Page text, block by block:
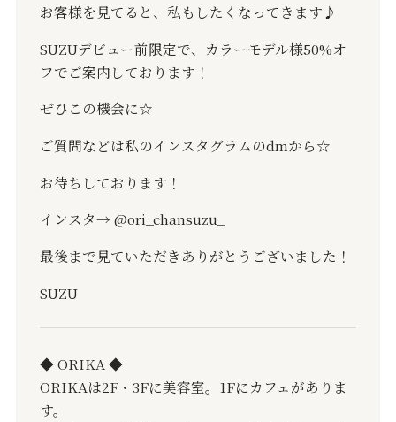
お客様を見てると、私もしたくなってきます♪
SUZUデビュー前限定で、カラーモデル様50%オ
フでご案内しております！
ぜひこの機会に☆
ご質問などは私のインスタグラムのdmから☆
お待ちしております！
インスタ→ @ori_chansuzu_
最後まで見ていただきありがとうございました！
SUZU
◆ ORIKA ◆
ORIKAは2F・3Fに美容室。1Fにカフェがありま
す。